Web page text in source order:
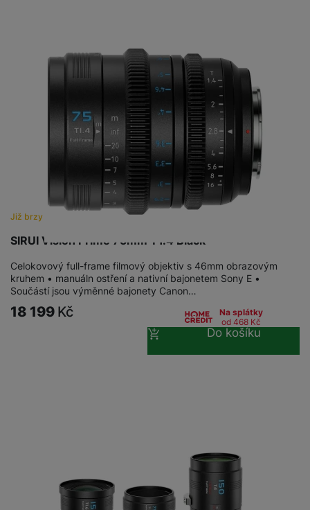
SIRUI Vision Prime 75mm T1.4 Black
Již brzy
Celokovový full-frame filmový objektiv s 46mm obrazovým
kruhem • manuáln ostření a nativní bajonetem Sony E •
Součástí jsou výměnné bajonety Canon…
18 199 Kč
Na splátky
od 468 Kč
Do košíku